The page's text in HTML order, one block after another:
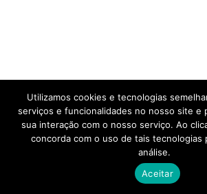
Utilizamos cookies e tecnologias
serviços e funcionalidades no nosso site e
sua interação com o nosso serviço. Ao
concorda com o uso de tais tecnologias
análise.
Aceitar